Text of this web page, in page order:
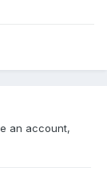
an account,